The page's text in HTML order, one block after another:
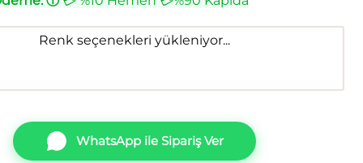
Renk seçenekleri yükleniyor...
WhatsApp ile Sipariş Ver